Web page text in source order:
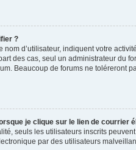
?
d’utilisateur, indiquent votre
des cas, seul un administrateur du
Beaucoup de forums ne
je clique sur le lien de courrier
seuls les utilisateurs inscrits
par des utilisateurs